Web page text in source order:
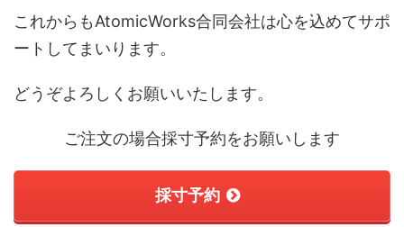
これからもAtomicWorks合同会社は心を込めてサポ
ートしてまいります。
どうぞよろしくお願いいたします。
ご注文の場合採寸予約をお願いします
採寸予約